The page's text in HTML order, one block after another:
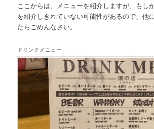
ここからは、メニューを紹介しますが、もし
を紹介しきれていない可能性があるので、他
たらごめんなさい。
ドリンクメニュー